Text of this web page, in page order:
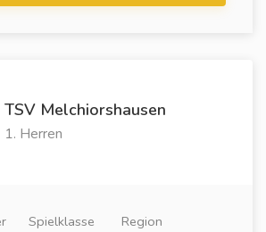
TSV Melchiorshausen
1. Herren
Spielklasse
Region